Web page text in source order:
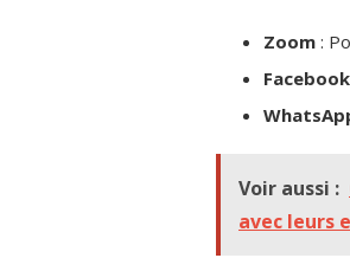
Zoom :
Facebook
Voir aussi :
avec leurs